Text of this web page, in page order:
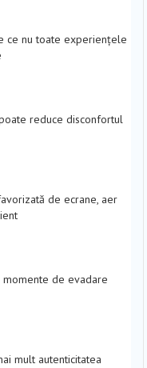
ce nu toate experiențele
reduce disconfortul
de ecrane, aer
de evadare
mult autenticitatea